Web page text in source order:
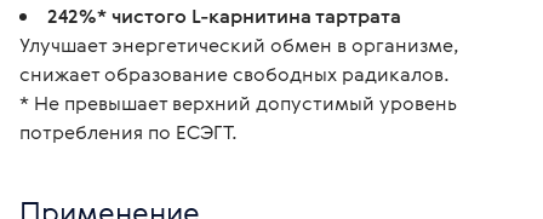
242%* чистого L-карнитина тартрата
Улучшает энергетический обмен в организме,
снижает образование свободных радикалов.
* Не превышает верхний допустимый уровень
потребления по ЕСЭГТ.